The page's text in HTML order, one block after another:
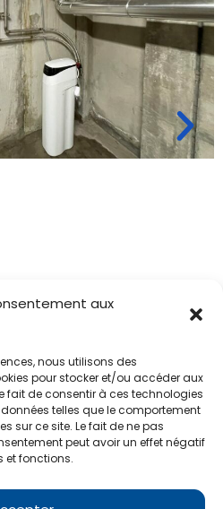
aux
nous utilisons des
pour stocker et/ou accéder aux
fait de consentir à ces technologies
telles que le comportement
sur ce site. Le fait de ne pas
peut avoir un effet négatif
et fonctions.
SAS
sas.fr